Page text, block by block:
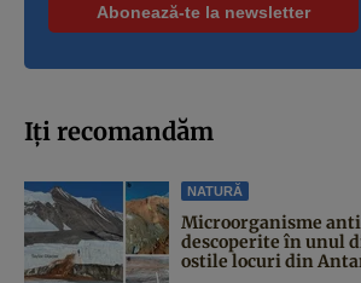
Iți recomandăm
NATURĂ
Microorganisme
descoperite în unul
ostile locuri din